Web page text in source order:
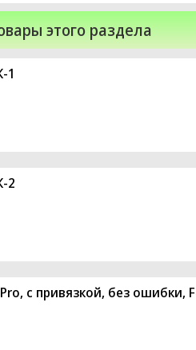
этого раздела
1
2
с привязкой, без ошибки,